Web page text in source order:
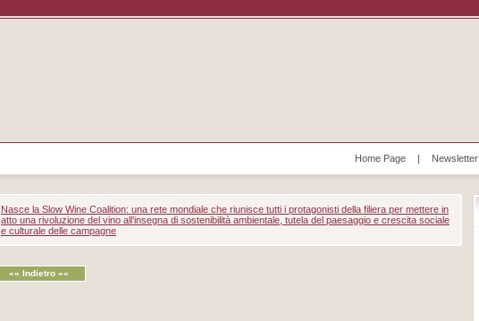
Home Page | Newsletter
Nasce la Slow Wine Coalition: una rete mondiale che riunisce tutti i protagonisti della filiera per mettere in
atto una rivoluzione del vino all’insegna di sostenibilità ambientale, tutela del paesaggio e crescita sociale
e culturale delle campagne
«« Indietro ««